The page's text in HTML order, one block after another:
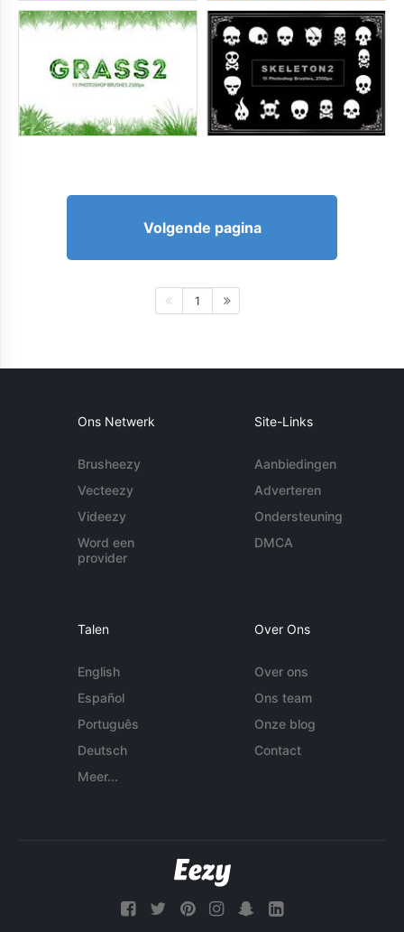
Volgende pagina
1
Ons Netwerk
Brusheezy
Vecteezy
Videezy
Word een
provider
Site-Links
Aanbiedingen
Adverteren
Ondersteuning
DMCA
Talen
English
Español
Português
Deutsch
Meer...
Over Ons
Over ons
Ons team
Onze blog
Contact